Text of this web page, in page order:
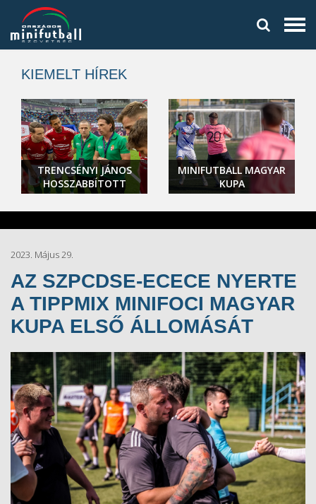
KIEMELT HÍREK
TRENCSÉNYI JÁNOS
HOSSZABBÍTOTT
MINIFUTBALL MAGYAR
KUPA
2023. Május 29.
AZ SZPCDSE-ECECE NYERTE
A TIPPMIX MINIFOCI MAGYAR
KUPA ELSŐ ÁLLOMÁSÁT